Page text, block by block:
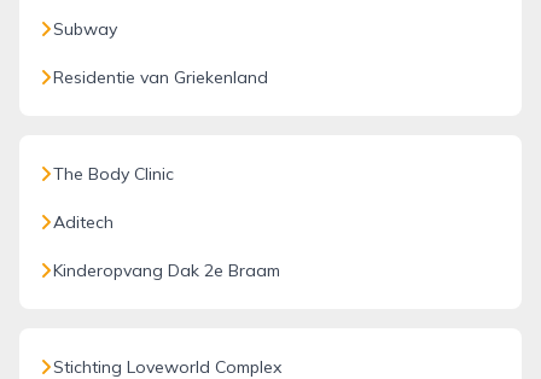
Subway
Residentie van Griekenland
The Body Clinic
Aditech
Kinderopvang Dak 2e Braam
Stichting Loveworld Complex